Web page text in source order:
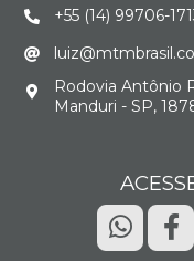
+55 (14) 99706-
Rodovia Antônio
Manduri - SP,